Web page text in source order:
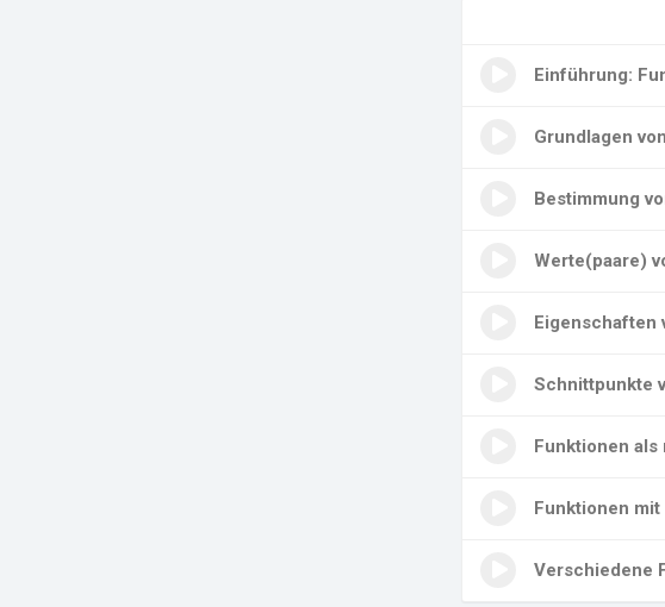
Einführung:
Grundlagen
Bestimmung
Werte(paare)
Eigenschaften
Schnittpunkte
Funktionen als
Funktionen
Verschiedene